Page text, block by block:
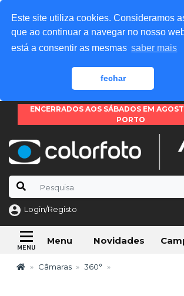
Este site utiliza cookies. Consideramos
que ao continuar a navegar no nosso
está a consentir as mesmas saber mais
fechar
ENCERRADOS AOS SÁBADOS EM
PORTO
Login/Registo
Menu Novidades
Câmaras 360°